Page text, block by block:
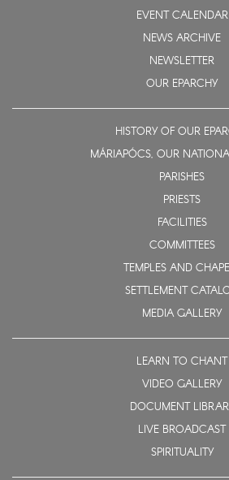
EVENT CALENDAR
NEWS ARCHIVE
NEWSLETTER
OUR EPARCHY
HISTORY OF OUR
MÁRIAPÓCS, OUR
PARISHES
PRIESTS
FACILITIES
COMMITTEES
TEMPLES AND
SETTLEMENT
MEDIA GALLERY
LEARN TO CHANT
VIDEO GALLERY
DOCUMENT
LIVE BROADCAST
SPIRITUALITY